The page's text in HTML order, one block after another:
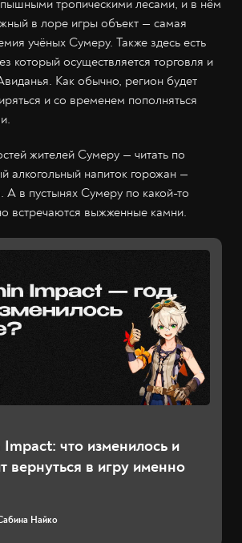
тропическими лесами, и в нём
в лоре игры объект — самая
учёных Сумеру. Также здесь есть
который осуществляется торговля и
Как обычно, регион будет
и со временем пополняться
жителей Сумеру — читать по
алкогольный напиток горожан —
А в пустынях Сумеру по какой-то
встречаются выжженные камни.
что изменилось и
вернуться в игру именно
Найко